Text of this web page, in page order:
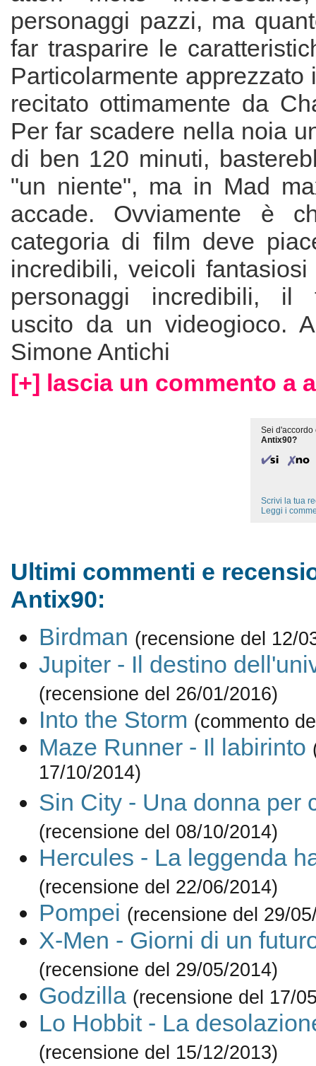
personaggi pazzi, ma
far trasparire le
Particolarmente apprezzato
recitato ottimamente da
Per far scadere nella noia
di ben 120 minuti,
"un niente", ma in Mad
accade. Ovviamente è
categoria di film deve
incredibili, veicoli
personaggi incredibili, il
uscito da un videogioco.
Simone Antichi
[+] lascia un commento a
Sei d'accordo
Antix90?
Scrivi la tua
Leggi i
Ultimi commenti e
Antix90:
Birdman (recensione del 12/
Jupiter - Il destino
(recensione del 26/01/2016)
Into the Storm (commento
Maze Runner - Il labirinto
17/10/2014)
Sin City - Una donna per
(recensione del 08/10/2014)
Hercules - La leggenda
(recensione del 22/06/2014)
Pompei (recensione del 29/
X-Men - Giorni di un
(recensione del 29/05/2014)
Godzilla (recensione del 17/
Lo Hobbit - La
(recensione del 15/12/2013)